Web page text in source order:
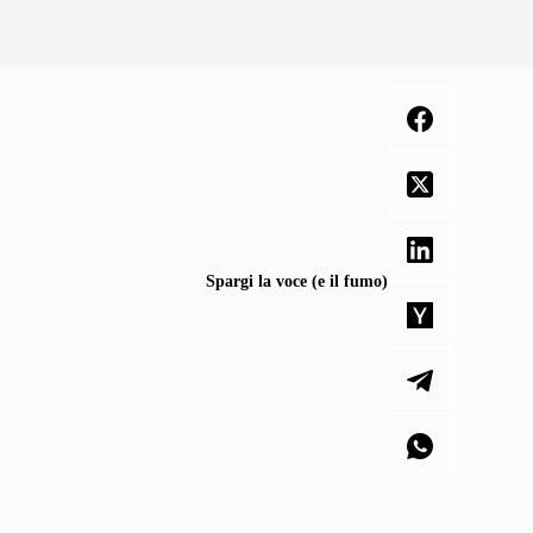
Spargi la voce (e il fumo)